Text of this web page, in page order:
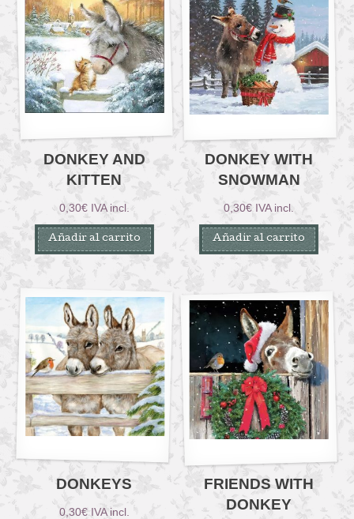
DONKEY AND
KITTEN
0,30€ IVA incl.
Añadir al carrito
DONKEY WITH
SNOWMAN
0,30€ IVA incl.
Añadir al carrito
DONKEYS
0,30€ IVA incl.
FRIENDS WITH
DONKEY